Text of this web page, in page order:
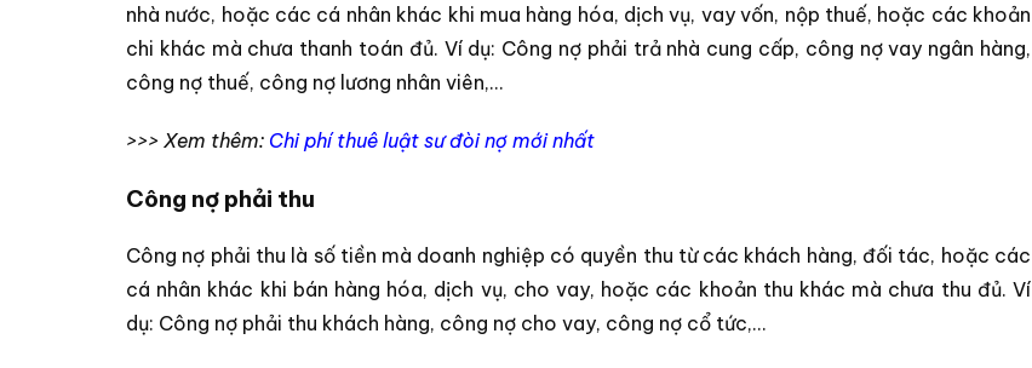
nhà nước, hoặc các cá nhân khác khi mua hàng hóa, dịch vụ, vay vốn, nộp thuế, hoặc các khoản
chi khác mà chưa thanh toán đủ. Ví dụ: Công nợ phải trả nhà cung cấp, công nợ vay ngân hàng,
công nợ thuế, công nợ lương nhân viên,…
>>> Xem thêm: Chi phí thuê luật sư đòi nợ mới nhất
Công nợ phải thu
Công nợ phải thu là số tiền mà doanh nghiệp có quyền thu từ các khách hàng, đối tác, hoặc các
cá nhân khác khi bán hàng hóa, dịch vụ, cho vay, hoặc các khoản thu khác mà chưa thu đủ. Ví
dụ: Công nợ phải thu khách hàng, công nợ cho vay, công nợ cổ tức,…